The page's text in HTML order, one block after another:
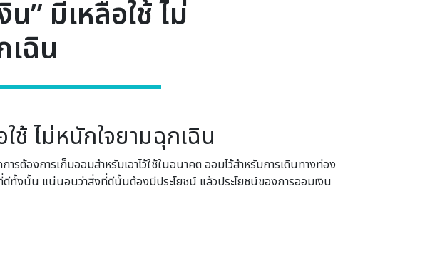
” มีเหลือใช้ ไม่
เฉิน
ช้ ไม่หนักใจยามฉุกเฉิน
ต้องการเก็บออมสำหรับเอาไว้ใช้ในอนาคต ออมไว้สำหรับการเดินทางท่อง
ดีทั้งนั้น แน่นอนว่าสิ่งที่ดีนั้นต้องมีประโยชน์ แล้วประโยชน์ของการออมเงิน